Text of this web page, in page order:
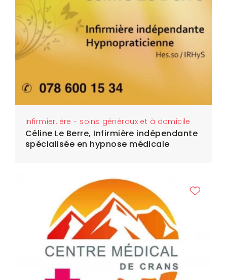
Infirmier.ière - soins généraux et à domicile
Céline Le Berre, Infirmière indépendante
spécialisée en hypnose médicale